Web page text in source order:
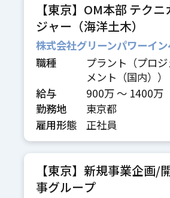
【東京】OM本部 テク
ジャー（海洋土木）
株式会社グリーンパワーイ
職種
プラント（プロ
メント（国内））
給与
900万 〜 1400万
勤務地
東京都
雇用形態
正社員
【東京】新規事業企画
事グループ